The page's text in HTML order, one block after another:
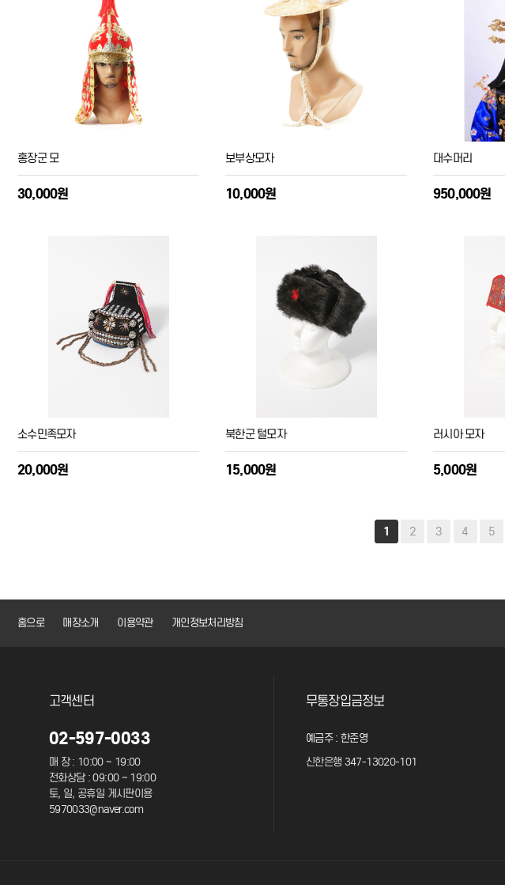
홍장군 모
30,000원
보부상모자
10,000원
대수머리
950,000원
소수민족모자
20,000원
북한군 털모자
15,000원
러시아 모자
5,000원
1 2 3 4 5
홈으로 매장소개 이용약관 개인정보처리방침
고객센터
02-597-0033
매 장 : 10:00 ~ 19:00
전화상담 : 09:00 ~ 19:00
토, 일, 공휴일 게시판이용
5970033@naver.com
무통장입금정보
예금주 : 한준영
신한은행 347-13020-101